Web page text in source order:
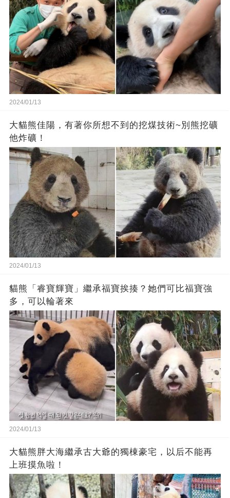
2024/01/13
大貓熊佳陽，有著你所想不到的挖煤技術~別熊挖礦
他炸礦！
2024/01/13
貓熊「睿寶輝寶」繼承福寶挨揍？她們可比福寶強
多，可以輪著來
2024/01/13
大貓熊胖大海繼承古大爺的獨棟豪宅，以后不能再
上班摸魚啦！